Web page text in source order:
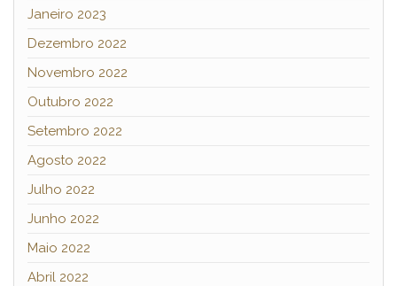
Janeiro 2023
Dezembro 2022
Novembro 2022
Outubro 2022
Setembro 2022
Agosto 2022
Julho 2022
Junho 2022
Maio 2022
Abril 2022